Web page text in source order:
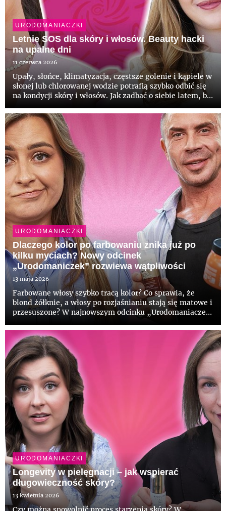
URODOMANIACZKI
Letnie SOS dla skóry i włosów. Beauty hacki
na upalne dni
11 czerwca 2026
Upały, słońce, klimatyzacja, częstsze golenie i kąpiele w
słonej lub chlorowanej wodzie potrafią szybko odbić się
na kondycji skóry i włosów. Jak zadbać o siebie latem, by
świeżość mimo wysokich temperatur? W najnowsz...
URODOMANIACZKI
Dlaczego kolor po farbowaniu znika już po
kilku myciach? Nowy odcinek
„Urodomaniczek” rozwiewa wątpliwości
13 maja 2026
Farbowane włosy szybko tracą kolor? Co sprawia, że
blond żółknie, a włosy po rozjaśnianiu stają się matowe i
przesuszone? W najnowszym odcinku „Urodomaniaczek
stylista fryzur Bartek Janusz przyglądają się
najczęstszym błędo...
URODOMANIACZKI
Longevity w pielęgnacji – jak wspierać
długowieczność skóry?
13 kwietnia 2026